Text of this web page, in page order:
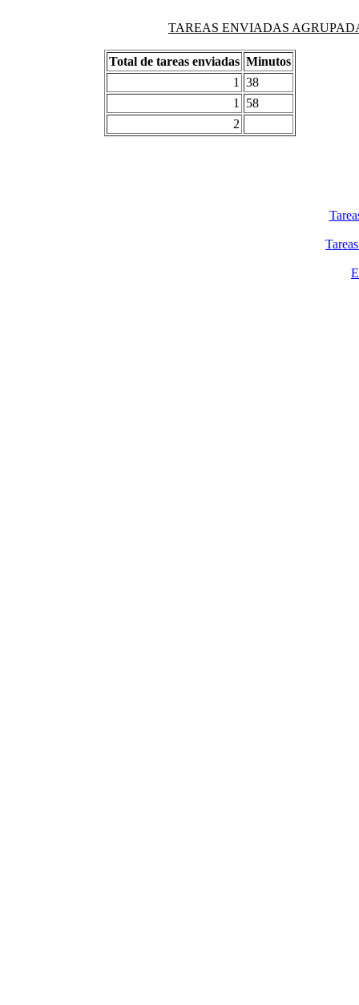
TAREAS ENVIADAS
Total de tareas enviadas Minutos
1
38
1
58
2